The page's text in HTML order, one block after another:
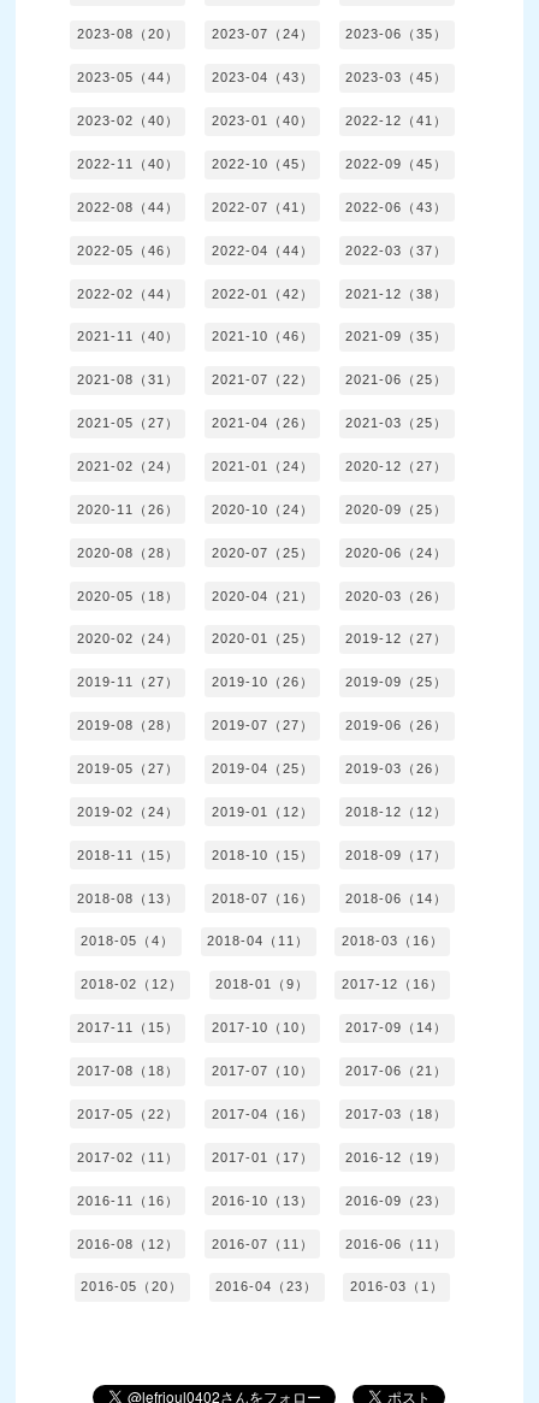
2023-08（20） 2023-07（24） 2023-06（35）
2023-05（44） 2023-04（43） 2023-03（45）
2023-02（40） 2023-01（40） 2022-12（41）
2022-11（40） 2022-10（45） 2022-09（45）
2022-08（44） 2022-07（41） 2022-06（43）
2022-05（46） 2022-04（44） 2022-03（37）
2022-02（44） 2022-01（42） 2021-12（38）
2021-11（40） 2021-10（46） 2021-09（35）
2021-08（31） 2021-07（22） 2021-06（25）
2021-05（27） 2021-04（26） 2021-03（25）
2021-02（24） 2021-01（24） 2020-12（27）
2020-11（26） 2020-10（24） 2020-09（25）
2020-08（28） 2020-07（25） 2020-06（24）
2020-05（18） 2020-04（21） 2020-03（26）
2020-02（24） 2020-01（25） 2019-12（27）
2019-11（27） 2019-10（26） 2019-09（25）
2019-08（28） 2019-07（27） 2019-06（26）
2019-05（27） 2019-04（25） 2019-03（26）
2019-02（24） 2019-01（12） 2018-12（12）
2018-11（15） 2018-10（15） 2018-09（17）
2018-08（13） 2018-07（16） 2018-06（14）
2018-05（4） 2018-04（11） 2018-03（16）
2018-02（12） 2018-01（9） 2017-12（16）
2017-11（15） 2017-10（10） 2017-09（14）
2017-08（18） 2017-07（10） 2017-06（21）
2017-05（22） 2017-04（16） 2017-03（18）
2017-02（11） 2017-01（17） 2016-12（19）
2016-11（16） 2016-10（13） 2016-09（23）
2016-08（12） 2016-07（11） 2016-06（11）
2016-05（20） 2016-04（23） 2016-03（1）